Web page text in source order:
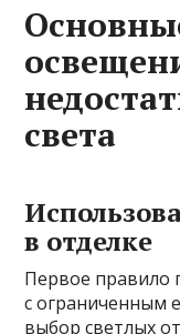
света
в отделке
Первое правило
с ограниченным
выбор светлых